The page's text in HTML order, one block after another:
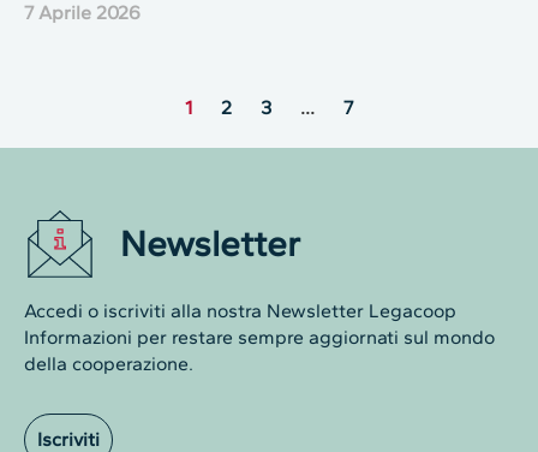
7 Aprile 2026
1 2 3 … 7
Newsletter
Accedi o iscriviti alla nostra Newsletter Legacoop
Informazioni per restare sempre aggiornati sul mondo
della cooperazione.
Iscriviti